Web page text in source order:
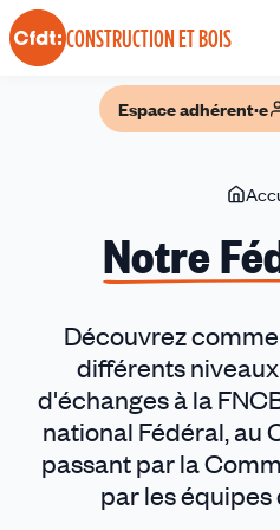
Panneau de gestion des cookies
CONSTRUCTION ET BOIS
Espace adhérent·e
Vous
ici
Notre
Découvrez
différents
d'échanges à la
national Fédéral, au
passant par la
par les